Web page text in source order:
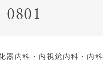
器内科・内視鏡内科・内科